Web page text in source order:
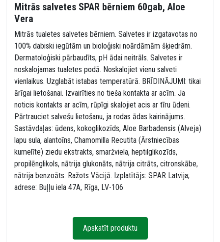
Mitrās salvetes SPAR bērniem 60gab, Aloe
Vera
Mitrās tualetes salvetes bērniem. Salvetes ir izgatavotas no
100% dabiski iegūtām un bioloģiski noārdāmām šķiedrām.
Dermatoloģiski pārbaudīts, pH ādai neitrāls. Salvetes ir
noskalojamas tualetes podā. Noskalojiet vienu salveti
vienlaikus. Uzglabāt istabas temperatūrā. BRĪDINĀJUMI: tikai
ārīgai lietošanai. Izvairīties no tieša kontakta ar acīm. Ja
noticis kontakts ar acīm, rūpīgi skalojiet acis ar tīru ūdeni.
Pārtrauciet salvešu lietošanu, ja rodas ādas kairinājums.
Sastāvdaļas: ūdens, kokoglikozīds, Aloe Barbadensis (Alveja)
lapu sula, alantoīns, Chamomilla Recutita (Ārstniecības
kumelīte) ziedu ekstrakts, smaržviela, heptilglikozīds,
propilēnglikols, nātrija glukonāts, nātrija citrāts, citronskābe,
nātrija benzoāts. Ražots Vācijā. Izplatītājs: SPAR Latvija;
adrese: Buļļu iela 47A, Rīga, LV-106
Apskatīt produktu